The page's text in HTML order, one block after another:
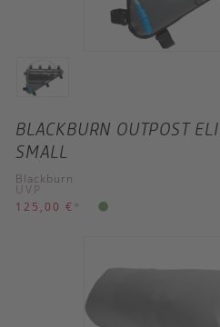
BLACKBURN OUTPOST
SMALL
Blackburn
UVP
125,00 € *